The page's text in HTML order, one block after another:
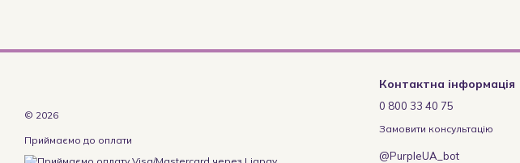
© 2026
Приймаємо до оплати
Контактна інформація
0 800 33 40 75
Замовити консультацію
@PurpleUA_bot